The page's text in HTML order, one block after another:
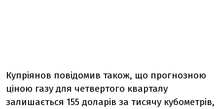
Купріянов повідомив також, що прогнозною
ціною газу для четвертого кварталу
залишається 155 доларів за тисячу кубометрів,